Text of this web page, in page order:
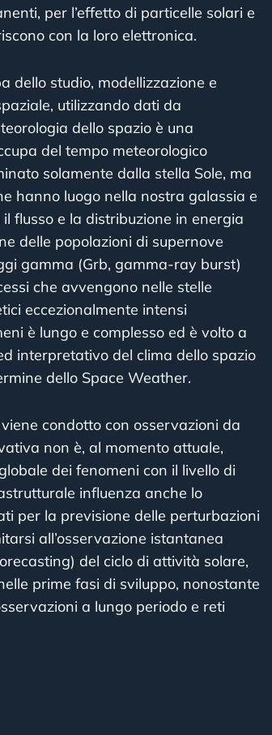
per l’effetto di particelle solari e
con la loro elettronica.
dello studio, modellizzazione e
utilizzando dati da
dello spazio è una
del tempo meteorologico
solamente dalla stella Sole, ma
hanno luogo nella nostra galassia e
flusso e la distribuzione in energia
delle popolazioni di supernove
gamma (Grb, gamma-ray burst)
che avvengono nelle stelle
eccezionalmente intensi
è lungo e complesso ed è volto a
interpretativo del clima dello spazio
dello Space Weather.
condotto con osservazioni da
non è, al momento attuale,
dei fenomeni con il livello di
influenza anche lo
per la previsione delle perturbazioni
all’osservazione istantanea
del ciclo di attività solare,
prime fasi di sviluppo, nonostante
a lungo periodo e reti